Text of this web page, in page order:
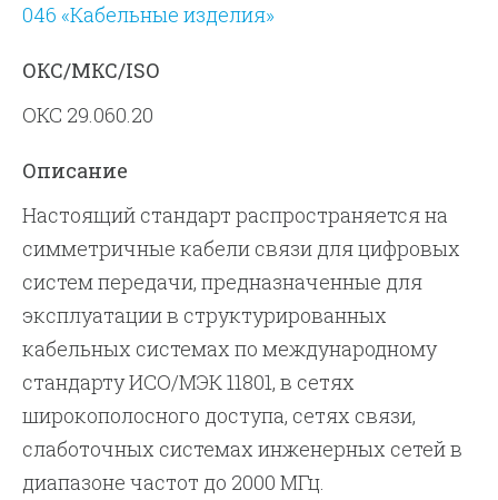
046 «Кабельные изделия»
ОКС/МКС/ISO
ОКС 29.060.20
Описание
Настоящий стандарт распространяется на
симметричные кабели связи для цифровых
систем передачи, предназначенные для
эксплуатации в структурированных
кабельных системах по международному
стандарту ИСО/МЭК 11801, в сетях
широкополосного доступа, сетях связи,
слаботочных системах инженерных сетей в
диапазоне частот до 2000 МГц.